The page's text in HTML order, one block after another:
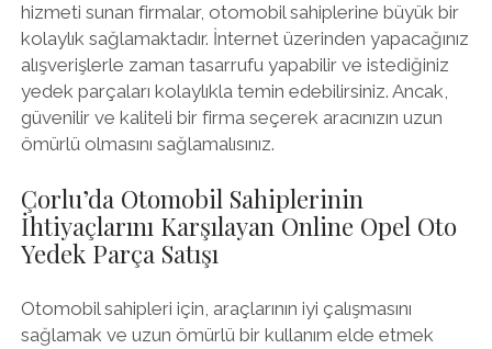
hizmeti sunan firmalar, otomobil sahiplerine büyük bir
kolaylık sağlamaktadır. İnternet üzerinden yapacağınız
alışverişlerle zaman tasarrufu yapabilir ve istediğiniz
yedek parçaları kolaylıkla temin edebilirsiniz. Ancak,
güvenilir ve kaliteli bir firma seçerek aracınızın uzun
ömürlü olmasını sağlamalısınız.
Çorlu’da Otomobil Sahiplerinin
İhtiyaçlarını Karşılayan Online Opel Oto
Yedek Parça Satışı
Otomobil sahipleri için, araçlarının iyi çalışmasını
sağlamak ve uzun ömürlü bir kullanım elde etmek